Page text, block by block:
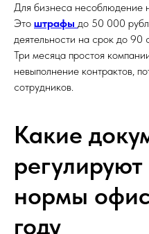
Для бизнеса несоблюдение
Это штрафы до 50 000
деятельности на срок до
Три месяца простоя
невыполнение контрактов,
сотрудников.
Какие
нормы
году